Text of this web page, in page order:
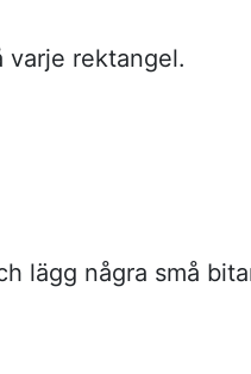
varje rektangel.
lägg några små